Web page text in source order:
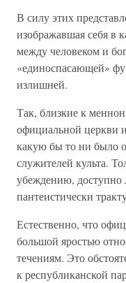
В силу этих
изображавшая себя в
между человеком и
«единоспасающей»
излишней.
Так, близкие к
официальной церкви
какую бы то ни было
служителей культа.
убеждению, доступно
пантеистически
Естественно, что
большой яростью
течениям. Это
к республиканской